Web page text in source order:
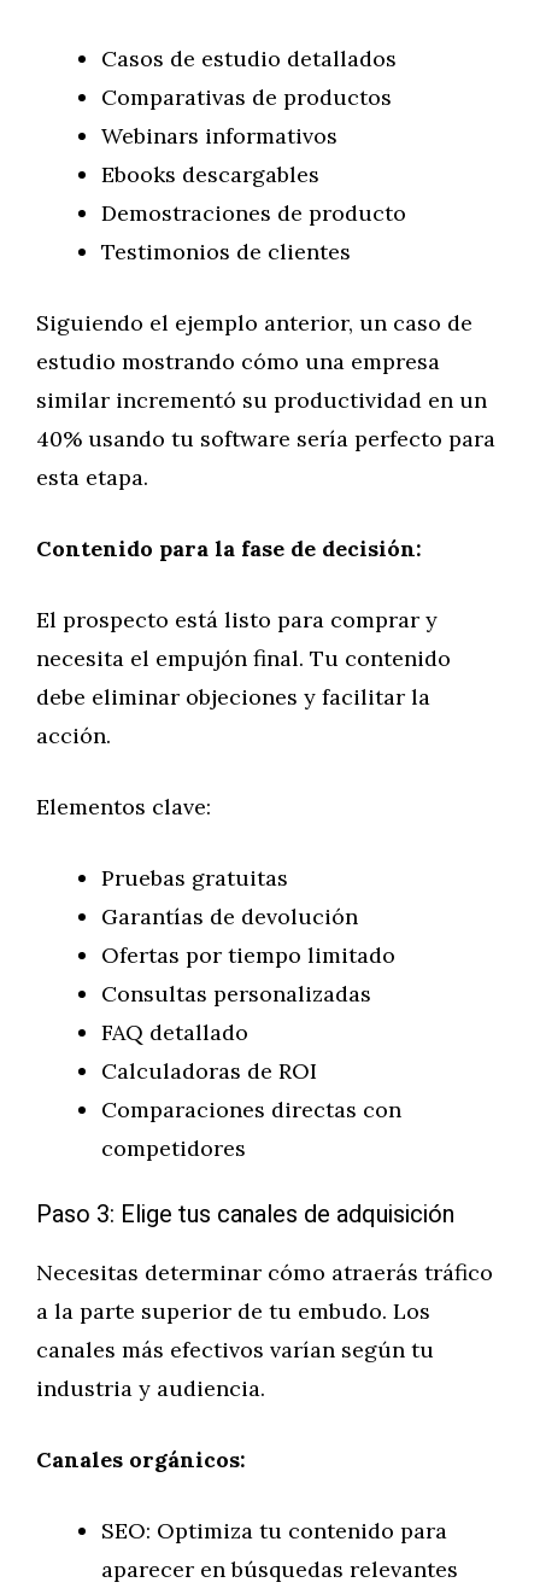
Casos de estudio detallados
Comparativas de productos
Webinars informativos
Ebooks descargables
Demostraciones de producto
Testimonios de clientes
Siguiendo el ejemplo anterior, un caso de
estudio mostrando cómo una empresa
similar incrementó su productividad en un
40% usando tu software sería perfecto para
esta etapa.
Contenido para la fase de decisión:
El prospecto está listo para comprar y
necesita el empujón final. Tu contenido
debe eliminar objeciones y facilitar la
acción.
Elementos clave:
Pruebas gratuitas
Garantías de devolución
Ofertas por tiempo limitado
Consultas personalizadas
FAQ detallado
Calculadoras de ROI
Comparaciones directas con
competidores
Paso 3: Elige tus canales de adquisición
Necesitas determinar cómo atraerás tráfico
a la parte superior de tu embudo. Los
canales más efectivos varían según tu
industria y audiencia.
Canales orgánicos:
SEO: Optimiza tu contenido para
aparecer en búsquedas relevantes